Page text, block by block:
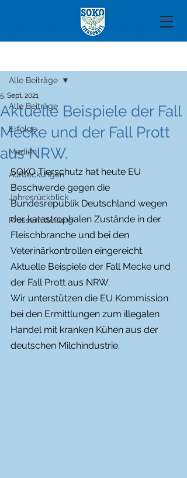
Alle Beiträge
Erfolge
Medien
Aufdeckungen
Jahresrückblick
Pressemitteilung
Alle Beiträge
Aktuelle Beispiele der Fall
Mecke und der Fall Prott
aus NRW.
5. Sept. 2021
SOKO Tierschutz hat heute EU
Beschwerde gegen die
Bundesrepublik Deutschland wegen
der katastrophalen Zustände in der
Fleischbranche und bei den
Veterinärkontrollen eingereicht.
Aktuelle Beispiele der Fall Mecke und
der Fall Prott aus NRW.
Wir unterstützen die EU Kommission
bei den Ermittlungen zum illegalen
Handel mit kranken Kühen aus der
deutschen Milchindustrie.